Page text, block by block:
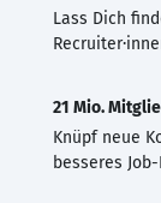
Lass Dich
21 Mio.
Knüpf neue
besseres